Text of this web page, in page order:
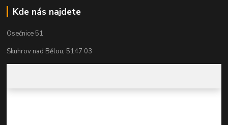
Kde nás najdete
Osečnice 51
Skuhrov nad Bělou, 5147 03